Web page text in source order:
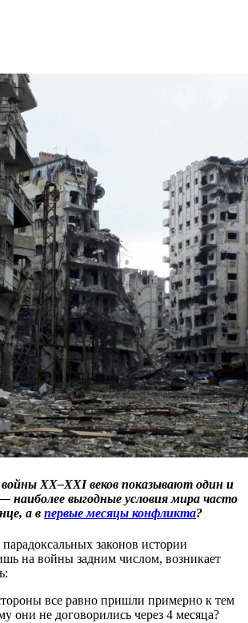
XX–XXI веков показывают один и
выгодные условия мира часто
а в первые месяцы конфликта?
законов истории
на войны задним числом, возникает
все равно пришли примерно к тем
они не договорились через 4 месяца?